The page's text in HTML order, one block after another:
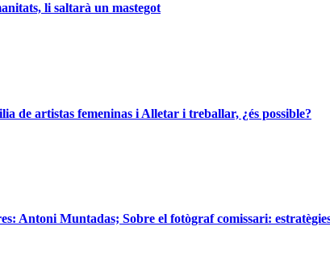
li saltarà un mastegot
de artistas femeninas i Alletar i treballar, ¿és possible?
Antoni Muntadas; Sobre el fotògraf comissari: